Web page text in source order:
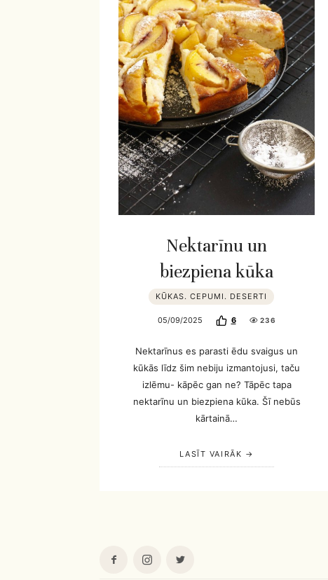
Nektarīnu un
biezpiena kūka
KŪKAS. CEPUMI. DESERTI
05/09/2025 6 236
Nektarīnus es parasti ēdu svaigus un
kūkās līdz šim nebiju izmantojusi, taču
izlēmu- kāpēc gan ne? Tāpēc tapa
nektarīnu un biezpiena kūka. Šī nebūs
kārtainā…
LASĪT VAIRĀK